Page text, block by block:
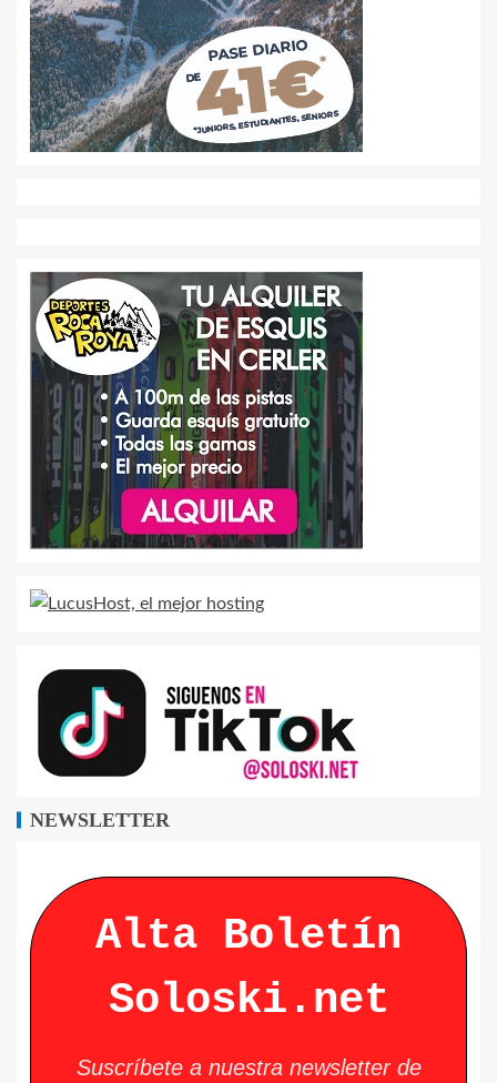
NEWSLETTER
Alta Boletín
Soloski.net
Suscríbete a nuestra newsletter de